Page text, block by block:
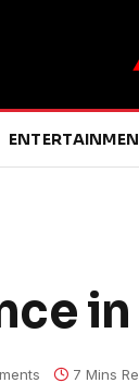
in
7 Mins